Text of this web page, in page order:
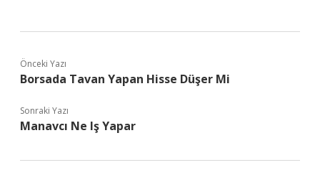
Önceki Yazı
Borsada Tavan Yapan Hisse Düşer Mi
Sonraki Yazı
Manavcı Ne Iş Yapar